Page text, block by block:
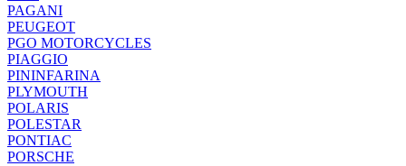
PAGANI
PEUGEOT
PGO MOTORCYCLES
PIAGGIO
PININFARINA
PLYMOUTH
POLARIS
POLESTAR
PONTIAC
PORSCHE